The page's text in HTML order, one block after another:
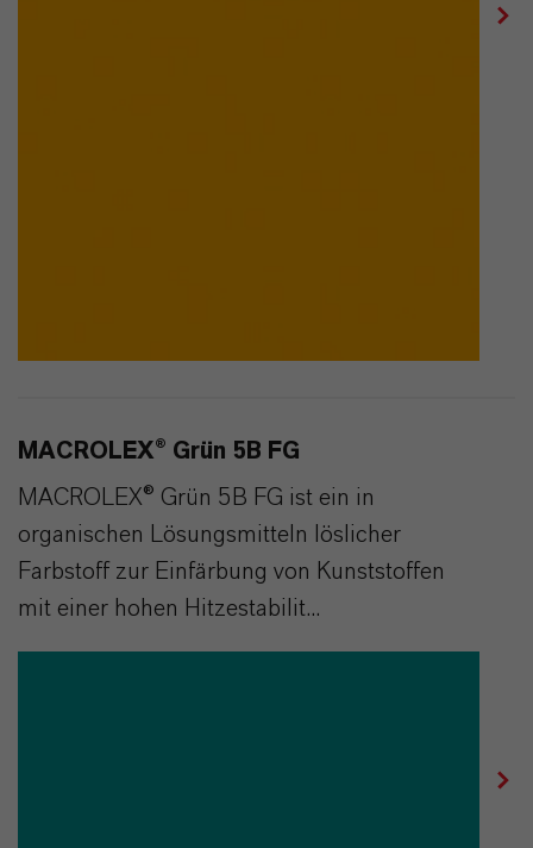
MACROLEX® Grün 5B FG
MACROLEX® Grün 5B FG ist ein in
organischen Lösungsmitteln löslicher
Farbstoff zur Einfärbung von Kunststoffen
mit einer hohen Hitzestabilit...